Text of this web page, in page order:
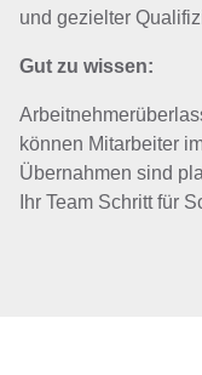
und gezielter
Gut zu wissen:
können Mitarbeiter
Übernahmen sind
Ihr Team Schritt für